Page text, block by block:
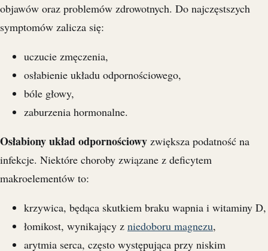
objawów oraz problemów zdrowotnych. Do najczęstszych
symptomów zalicza się:
uczucie zmęczenia,
osłabienie układu odpornościowego,
bóle głowy,
zaburzenia hormonalne.
Osłabiony układ odpornościowy zwiększa podatność na
infekcje. Niektóre choroby związane z deficytem
makroelementów to:
krzywica, będąca skutkiem braku wapnia i witaminy D,
łomikost, wynikający z niedoboru magnezu,
arytmia serca, często występująca przy niskim